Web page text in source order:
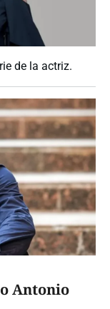
de la actriz.
Antonio